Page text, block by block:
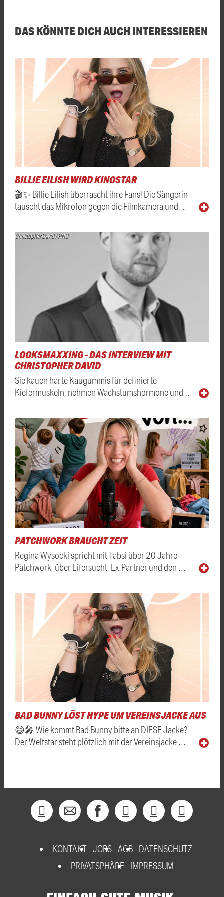
DAS KÖNNTE DICH AUCH INTERESSIEREN
BILLIE EILISH WIRD KINOSTAR
🎬✨ Billie Eilish überrascht ihre Fans! Die Sängerin
tauscht das Mikrofon gegen die Filmkamera und …
Christopher David / HNU
LOOKSMAXXING - DAS INTERVIEW MIT
CHRISTOPHER DAVID
Sie kauen harte Kaugummis für definierte
Kiefermuskeln, nehmen Wachstumshormone und …
PATCHWORK BRAUCHT ZEIT
Regina Wysocki spricht mit Tabsi über 20 Jahre
Patchwork, über Eifersucht, Ex-Partner und den …
BAD BUNNY LÖST HYPE UM VEREINSJACKE AUS
😄🎤 Wie kommt Bad Bunny bitte an DIESE Jacke?
Der Weltstar steht plötzlich mit der Vereinsjacke …
KONTAKT JOBS AGB DATENSCHUTZ
PRIVATSPHÄRE
IMPRESSUM